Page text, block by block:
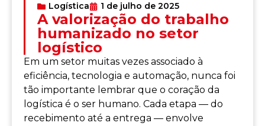
Logística 1 de julho de 2025
A valorização do trabalho
humanizado no setor
logístico
Em um setor muitas vezes associado à
eficiência, tecnologia e automação, nunca foi
tão importante lembrar que o coração da
logística é o ser humano. Cada etapa — do
recebimento até a entrega — envolve